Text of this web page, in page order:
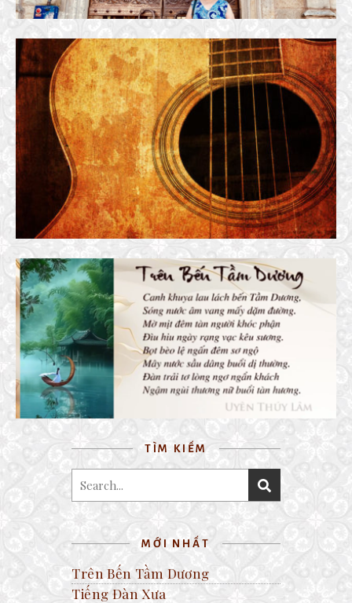
TIẾNG ĐÀN XƯA
27 January, 2017
TRÊN BẾN TẦM DƯƠNG
15 May, 2026
TÌM KIẾM
MỚI NHẤT
Trên Bến Tầm Dương
Tiếng Đàn Xưa